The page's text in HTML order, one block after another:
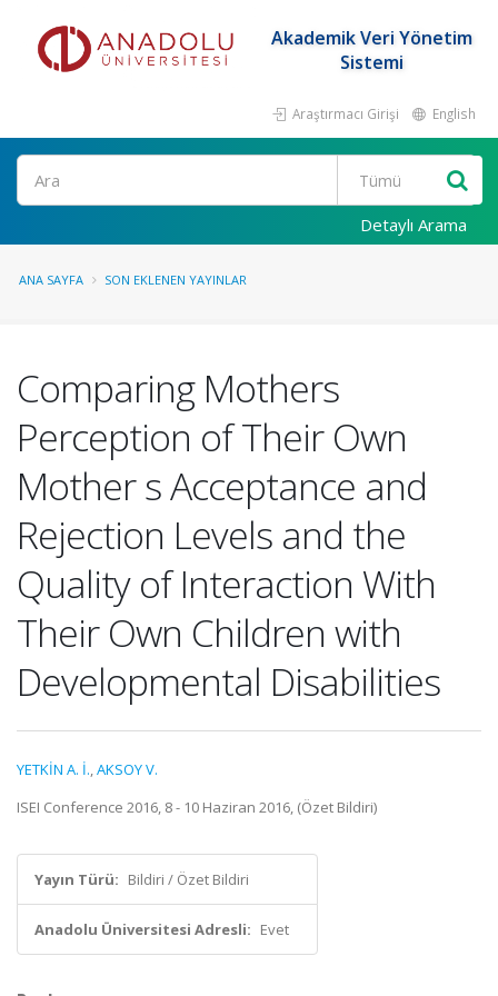
Akademik Veri Yönetim
Sistemi
Araştırmacı Girişi English
Ara
Detaylı Arama
ANA SAYFA SON EKLENEN YAYINLAR
Comparing Mothers
Perception of Their Own
Mother s Acceptance and
Rejection Levels and the
Quality of Interaction With
Their Own Children with
Developmental Disabilities
YETKİN A. İ.,AKSOY V.
ISEI Conference 2016, 8 - 10 Haziran 2016, (Özet Bildiri)
Yayın Türü: Bildiri / Özet Bildiri
Anadolu Üniversitesi Adresli: Evet